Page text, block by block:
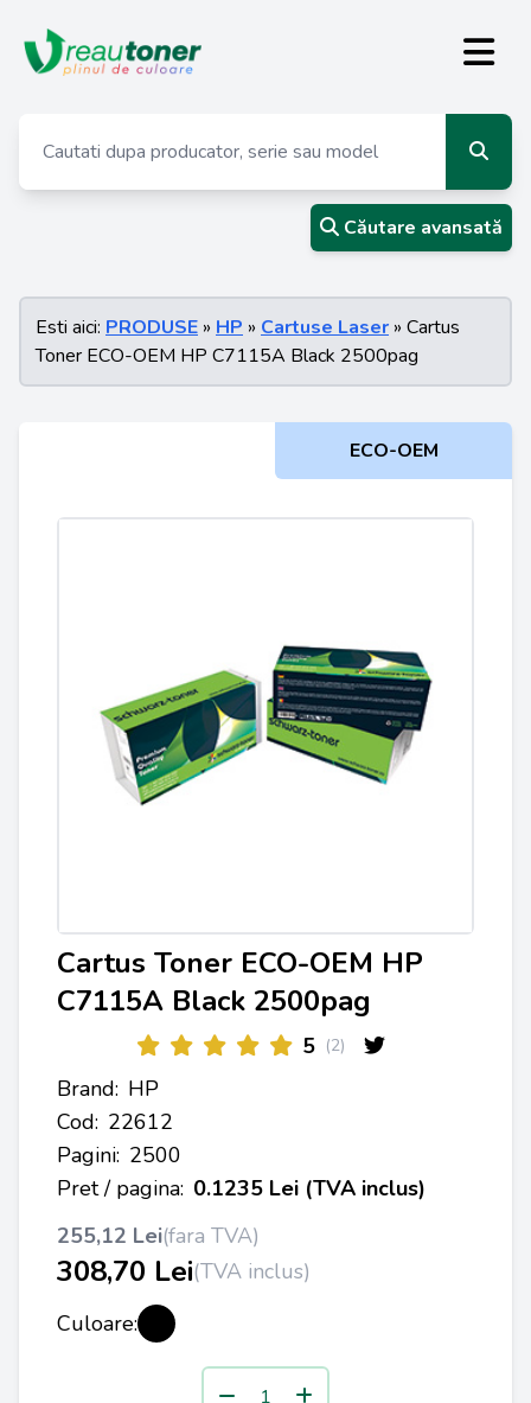
Căutare avansată
Esti aici: PRODUSE » HP » Cartuse Laser » Cartus
Toner ECO-OEM HP C7115A Black 2500pag
ECO-OEM
Cartus Toner ECO-OEM HP
C7115A Black 2500pag
5 (2)
Brand: HP
Cod: 22612
Pagini: 2500
Pret / pagina: 0.1235 Lei (TVA inclus)
255,12 Lei(fara TVA)
308,70 Lei(TVA inclus)
Culoare: